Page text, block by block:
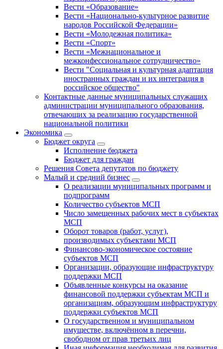
Вести «Образование»
Вести «Национально-культурное развитие
народов Российской Федерации»
Вести «Молодежная политика»
Вести «Спорт»
Вести «Межнациональное и
межконфессиональное сотрудничество»
Вести "Социальная и культурная адаптация
иностранных граждан и их интеграция в
российское общество"
Контактные данные муниципальных служащих
администрации муниципального образования,
отвечающих за реализацию государственной
национальной политики
Экономика
Бюджет округa
Исполнение бюджета
Бюджет для граждан
Решения Совета депутатов по бюджету
Малый и средний бизнес
О реализации муниципальных программ и
подпрограмм
Количество субъектов МСП
Число замещенных рабочих мест в субъектах
МСП
Оборот товаров (работ, услуг),
производимых субъектами МСП
Финансово-экономическое состояние
субъектов МСП
Организации, образующие инфраструктуру
поддержки МСП
Объявленные конкурсы на оказание
финансовой поддержки субъектам МСП и
организациям, образующим инфраструктуру
поддержки субъектов МСП
О государственном и муниципальном
имуществе, включённом в перечни,
свободном от прав третьих лиц